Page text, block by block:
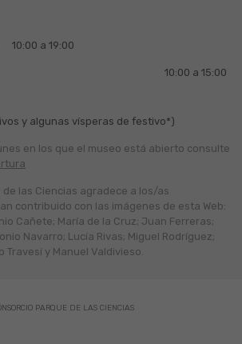
10:00 a 19:00
10:00 a 15:00
y algunas vísperas de festivo*)
en los que el museo está abierto consulte
de las Ciencias agradece a los/as
contribuido con las imágenes de esta Web:
Cañete; María de la Cruz; Juan Ferreras;
Navarro; Lucía Rivas; Miguel Rodríguez;
Travesí y Manuel Valdivieso.
PARQUE DE LAS CIENCIAS